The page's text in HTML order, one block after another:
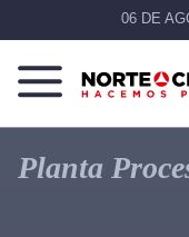
06 DE
Norte
De
Chihuahua
Más
que
noticias,
Planta